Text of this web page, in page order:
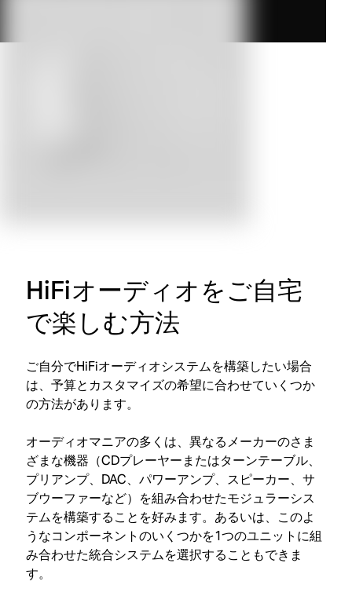
HiFiオーディオをご自宅
で楽しむ方法
ご自分でHiFiオーディオシステムを構築したい場合
は、予算とカスタマイズの希望に合わせていくつか
の方法があります。
オーディオマニアの多くは、異なるメーカーのさま
ざまな機器（CDプレーヤーまたはターンテーブル、
プリアンプ、DAC、パワーアンプ、スピーカー、サ
ブウーファーなど）を組み合わせたモジュラーシス
テムを構築することを好みます。あるいは、このよ
うなコンポーネントのいくつかを1つのユニットに組
み合わせた統合システムを選択することもできま
す。